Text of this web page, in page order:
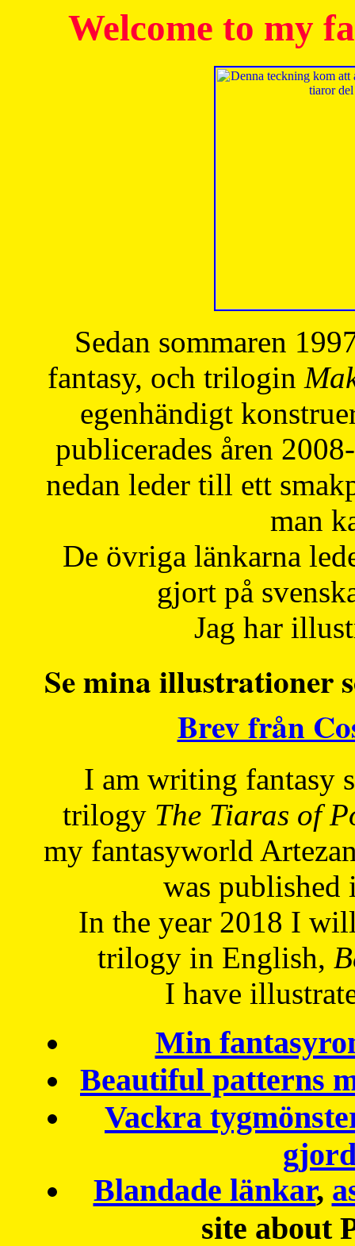
Welcome to my
Sedan sommaren
fantasy, och trilogin
egenhändigt
publicerades åren
nedan leder till ett
man
De övriga länkarna
gjort på
Jag har
Se mina illustrationer
Brev från
I am writing fantasy
trilogy The Tiaras of
my fantasyworld
was published
In the year 2018 I
trilogy in English,
I have
Min
Beautiful patterns
Vackra
Blandade länkar,
site about